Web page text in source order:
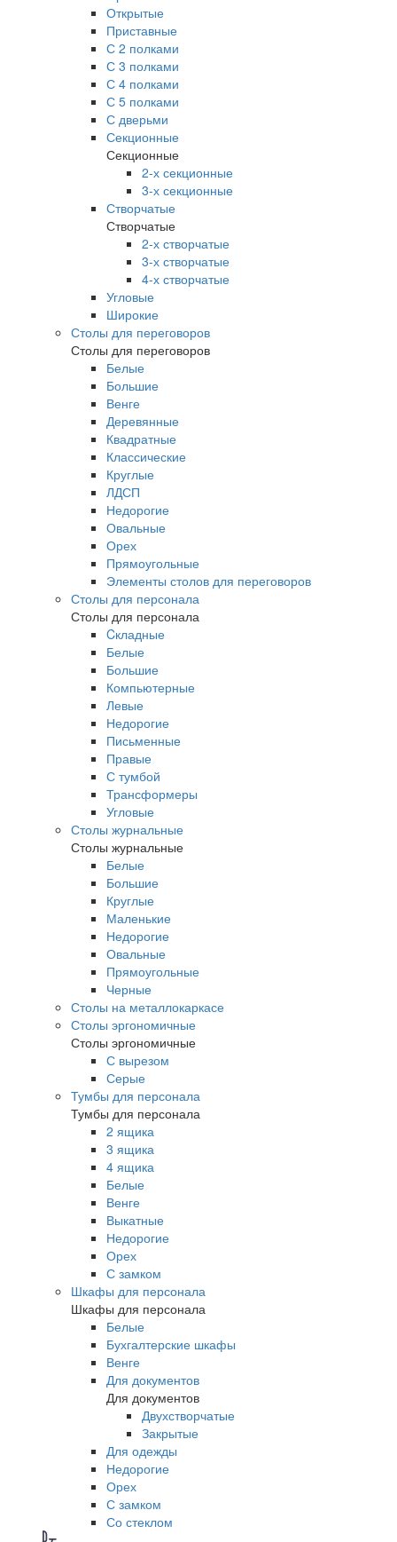
Открытые
Приставные
С 2 полками
С 3 полками
С 4 полками
С 5 полками
С дверьми
Секционные
Секционные
2-х секционные
3-х секционные
Створчатые
Створчатые
2-х створчатые
3-х створчатые
4-х створчатые
Угловые
Широкие
Столы для переговоров
Столы для переговоров
Белые
Большие
Венге
Деревянные
Квадратные
Классические
Круглые
ЛДСП
Недорогие
Овальные
Орех
Прямоугольные
Элементы столов для переговоров
Столы для персонала
Столы для персонала
Cкладные
Белые
Большие
Компьютерные
Левые
Недорогие
Письменные
Правые
С тумбой
Трансформеры
Угловые
Столы журнальные
Столы журнальные
Белые
Большие
Круглые
Маленькие
Недорогие
Овальные
Прямоугольные
Черные
Столы на металлокаркасе
Столы эргономичные
Столы эргономичные
С вырезом
Серые
Тумбы для персонала
Тумбы для персонала
2 ящика
3 ящика
4 ящика
Белые
Венге
Выкатные
Недорогие
Орех
С замком
Шкафы для персонала
Шкафы для персонала
Белые
Бухгалтерские шкафы
Венге
Для документов
Для документов
Двухстворчатые
Закрытые
Для одежды
Недорогие
Орех
С замком
Со стеклом